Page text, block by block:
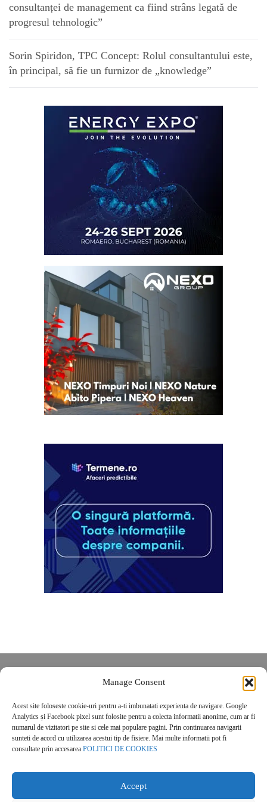
Manage Consent
Acest site foloseste cookie-uri pentru a-ti imbunatati experienta de navigare. Google
Analytics și Facebook pixel sunt folosite pentru a colecta informatii anonime, cum ar fi
numarul de vizitatori pe site si cele mai populare pagini. Prin continuarea navigarii
sunteti de acord cu utilizarea acestui tip de fisiere. Mai multe informatii pot fi
consultate prin accesarea POLITICI DE COOKIES
Accept
consultanței de management ca fiind strâns legată de
progresul tehnologic”
Sorin Spiridon, TPC Concept: Rolul consultantului este,
în principal, să fie un furnizor de „knowledge”
POLITICĂ DE CONFIDENȚIALITATE
Politica de cookies